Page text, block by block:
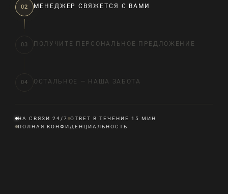
02 МЕНЕДЖЕР СВЯЖЕТСЯ С ВАМИ
03 ПОЛУЧИТЕ ПЕРСОНАЛЬНОЕ ПРЕДЛОЖЕНИЕ
04 ОСТАЛЬНОЕ — НАША ЗАБОТА
НА СВЯЗИ 24/7
ОТВЕТ В ТЕЧЕНИЕ 15 МИН
ПОЛНАЯ КОНФИДЕНЦИАЛЬНОСТЬ